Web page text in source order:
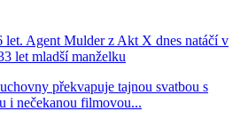
Agent Mulder z Akt X dnes natáčí v
let mladší manželku
překvapuje tajnou svatbou s
i nečekanou filmovou...